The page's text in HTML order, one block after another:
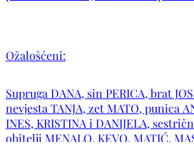
Ožalošćeni:
Supruga DANA, sin PERICA, brat
nevjesta TANJA, zet MATO, punica
INES, KRISTINA i DANIJELA,
obitelji MENALO, KEVO, MATIĆ,